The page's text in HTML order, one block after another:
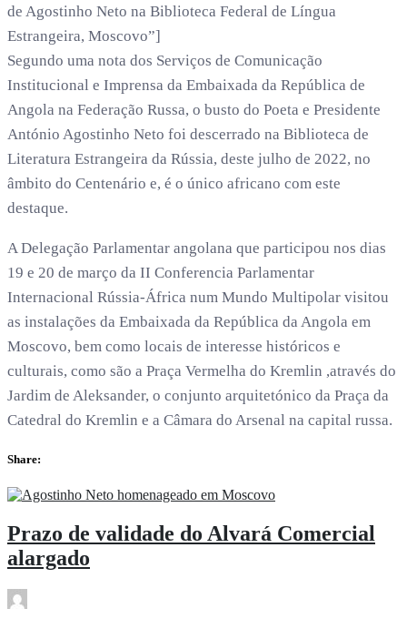
de Agostinho Neto na Biblioteca Federal de Língua
Estrangeira, Moscovo”]
Segundo uma nota dos Serviços de Comunicação
Institucional e Imprensa da Embaixada da República de
Angola na Federação Russa, o busto do Poeta e Presidente
António Agostinho Neto foi descerrado na Biblioteca de
Literatura Estrangeira da Rússia, deste julho de 2022, no
âmbito do Centenário e, é o único africano com este
destaque.
A Delegação Parlamentar angolana que participou nos dias
19 e 20 de março da II Conferencia Parlamentar
Internacional Rússia-África num Mundo Multipolar visitou
as instalações da Embaixada da República da Angola em
Moscovo, bem como locais de interesse históricos e
culturais, como são a Praça Vermelha do Kremlin ,através do
Jardim de Aleksander, o conjunto arquitetónico da Praça da
Catedral do Kremlin e a Câmara do Arsenal na capital russa.
Share:
Prazo de validade do Alvará Comercial
alargado